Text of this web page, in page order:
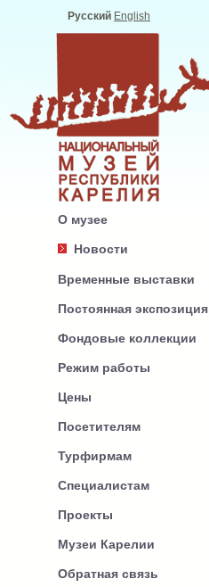
Русский English
О музее
Новости
Временные выставки
Постоянная экспозиция
Фондовые коллекции
Режим работы
Цены
Посетителям
Турфирмам
Специалистам
Проекты
Музеи Карелии
Обратная связь